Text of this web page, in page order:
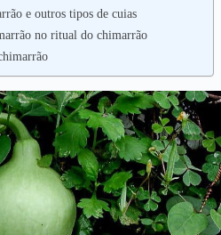
e outros tipos de cuias
no ritual do chimarrão